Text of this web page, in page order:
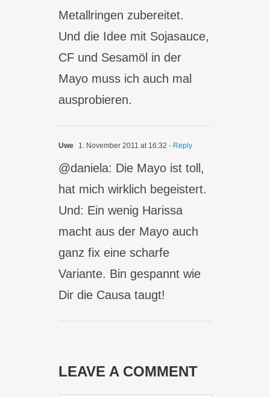
Metallringen zubereitet.
Und die Idee mit Sojasauce,
CF und Sesamöl in der
Mayo muss ich auch mal
ausprobieren.
Uwe 1. November 2011 at 16:32 - Reply
@daniela: Die Mayo ist toll,
hat mich wirklich begeistert.
Und: Ein wenig Harissa
macht aus der Mayo auch
ganz fix eine scharfe
Variante. Bin gespannt wie
Dir die Causa taugt!
LEAVE A COMMENT